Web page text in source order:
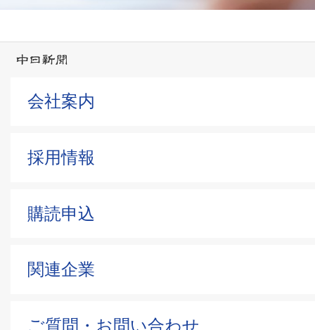
会社案内
採用情報
購読申込
関連企業
ご質問・お問い合わせ